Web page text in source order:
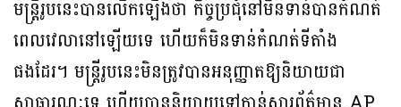
មន្ត្រីរូបនេះបានលើកឡើងថា កិច្ចប្រជុំនៅមិនទាន់បានកំណត់
ពេលវេលានៅឡើយទេ ហើយក៏មិនទាន់កំណត់ទីតាំង
ផងដែរ។ មន្ត្រីរូបនេះមិនត្រូវបានអនុញ្ញាតឱ្យនិយាយជា